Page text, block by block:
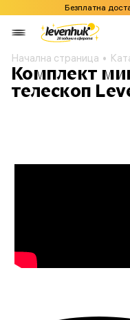
Безплатна
Начална страница
Комплект
телескоп